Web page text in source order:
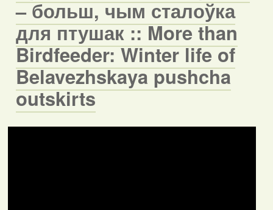
– больш, чым сталоўка
для птушак :: More than
Birdfeeder: Winter life of
Belavezhskaya pushcha
outskirts